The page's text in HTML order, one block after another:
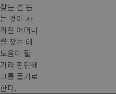
찾는 걸 돕
는 것이 사
라진 어머니
를 찾는 데
도움이 될
거라 판단해
그를 돕기로
한다.